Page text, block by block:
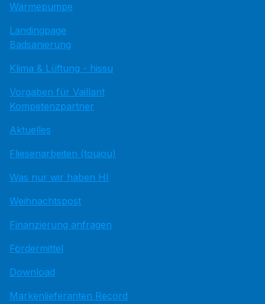
Wärmepumpe
Landingpage
Badsanierung
Klima & Lüftung - hissu
Vorgaben für Vaillant
Kompetenzpartner
Aktuelles
Fliesenarbeiten (toujou)
Was nur wir haben HI
Weihnachtspost
Finanzierung anfragen
Fördermittel
Download
Markenlieferanten Record